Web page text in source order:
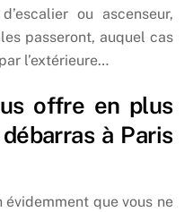
ou ascenseur,
passeront, auquel cas
l’extérieure…
offre en plus
à Paris
que vous ne